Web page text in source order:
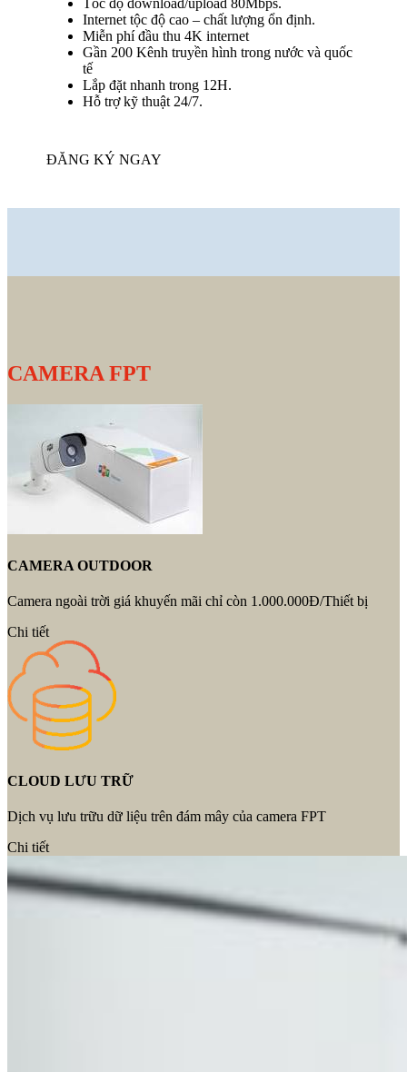
Tốc độ download/upload 80Mbps.
Internet tộc độ cao – chất lượng ổn định.
Miễn phí đầu thu 4K internet
Gần 200 Kênh truyền hình trong nước và quốc
tế
Lắp đặt nhanh trong 12H.
Hỗ trợ kỹ thuật 24/7.
ĐĂNG KÝ NGAY
CAMERA FPT
CAMERA OUTDOOR
Camera ngoài trời giá khuyến mãi chỉ còn 1.000.000Đ/Thiết bị
Chi tiết
CLOUD LƯU TRỮ
Dịch vụ lưu trữu dữ liệu trên đám mây của camera FPT
Chi tiết